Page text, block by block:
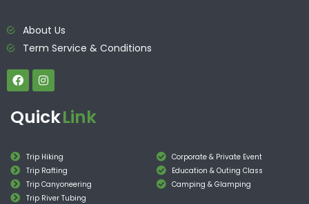
About Us
Term Service & Conditions
QuickLink
Trip Hiking
Trip Rafting
Trip Canyoneering
Trip River Tubing
Corporate & Private Event
Education & Outing Class
Camping & Glamping